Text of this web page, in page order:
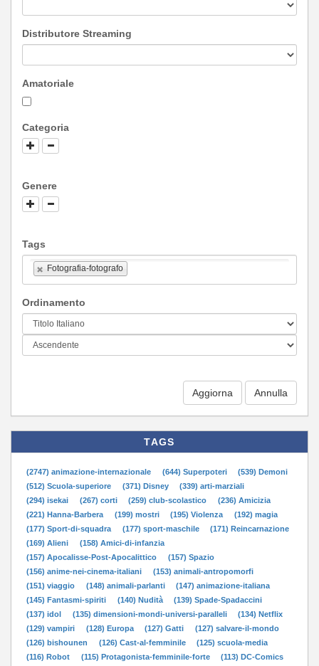
Distributore Streaming
Amatoriale
Categoria
Genere
Tags
Fotografia-fotografo
Ordinamento
Aggiorna
TAGS
(2747) animazione-internazionale (644) Superpoteri
(539) Demoni
(512) Scuola-superiore
(371) Disney
(339) arti-marziali
(294) isekai
(267) corti (259) club-scolastico
(236) Amicizia
(221) Hanna-Barbera
(199) mostri (195) Violenza
(192) magia
(177) Sport-di-squadra
(177) sport-maschile
(171) Reincarnazione
(169) Alieni
(158) Amici-di-infanzia
(157) Apocalisse-Post-Apocalittico
(157) Spazio
(156) anime-nei-cinema-italiani
(153) animali-antropomorfi
(151) viaggio
(148) animali-parlanti
(147) animazione-italiana
(145) Fantasmi-spiriti
(140) Nudità
(139) Spade-Spadaccini
(137) idol
(135) dimensioni-mondi-universi-paralleli
(134) Netflix
(129) vampiri
(128) Europa (127) Gatti
(127) salvare-il-mondo
(126) bishounen
(126) Cast-al-femminile
(125) scuola-media
(116) Robot
(115) Protagonista-femminile-forte
(113) DC-Comics